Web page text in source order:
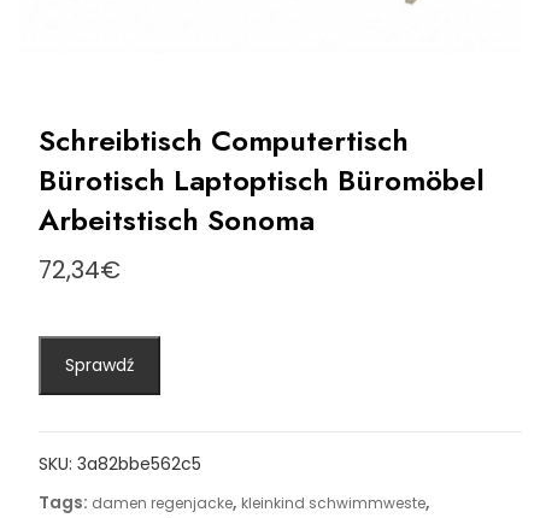
Schreibtisch Computertisch
Bürotisch Laptoptisch Büromöbel
Arbeitstisch Sonoma
72,34€
Sprawdź
SKU: 3a82bbe562c5
Tags: damen regenjacke, kleinkind schwimmweste,